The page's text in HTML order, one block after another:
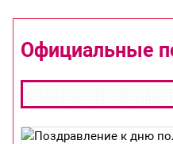
Официальные